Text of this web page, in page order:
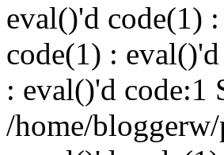
eval()'d code(1)
code(1) :
: eval()'d code:1
/home/